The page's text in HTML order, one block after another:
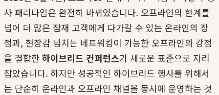
사 패러다임은 완전히 바뀌었습니다. 오프라인의 한계를
넘어 더 많은 잠재 고객에게 다가갈 수 있는 온라인의 장
점과, 현장감 넘치는 네트워킹이 가능한 오프라인의 강점
을 결합한 하이브리드 컨퍼런스가 새로운 표준으로 자리
잡았습니다. 하지만 성공적인 하이브리드 행사를 위해서
는 단순히 온라인과 오프라인 채널을 동시에 운영하는 것